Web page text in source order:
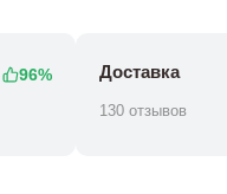
96% Доставка
130 отзывов